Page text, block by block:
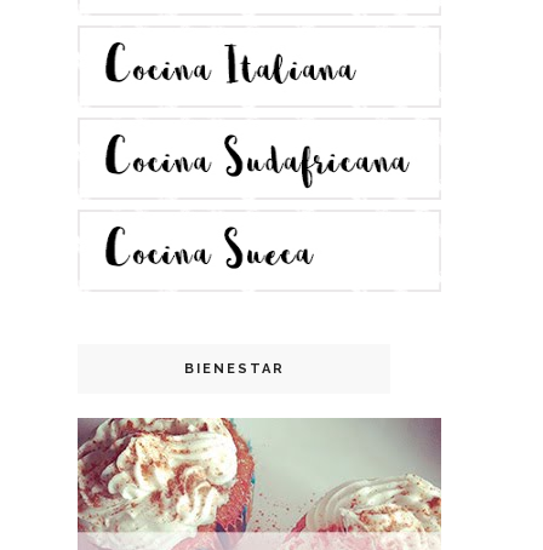
BIENESTAR